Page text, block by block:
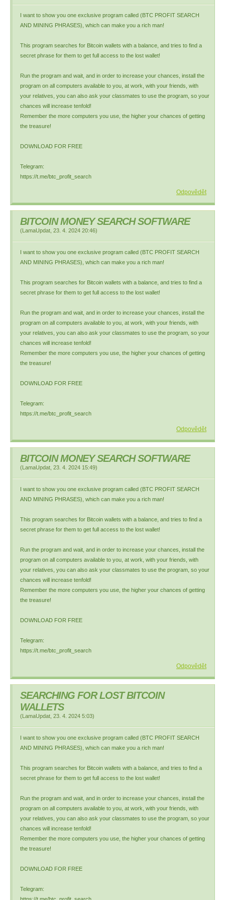
I want to show you one exclusive program called (BTC PROFIT SEARCH
AND MINING PHRASES), which can make you a rich man!
This program searches for Bitcoin wallets with a balance, and tries to find a
secret phrase for them to get full access to the lost wallet!
Run the program and wait, and in order to increase your chances, install the
program on all computers available to you, at work, with your friends, with
your relatives, you can also ask your classmates to use the program, so your
chances will increase tenfold!
Remember the more computers you use, the higher your chances of getting
the treasure!
DOWNLOAD FOR FREE
Telegram:
https://t.me/btc_profit_search
Odpovědět
BITCOIN MONEY SEARCH SOFTWARE
(LamaUpdat 23. 4. 2024 20:46)
I want to show you one exclusive program called (BTC PROFIT SEARCH
AND MINING PHRASES), which can make you a rich man!
This program searches for Bitcoin wallets with a balance, and tries to find a
secret phrase for them to get full access to the lost wallet!
Run the program and wait, and in order to increase your chances, install the
program on all computers available to you, at work, with your friends, with
your relatives, you can also ask your classmates to use the program, so your
chances will increase tenfold!
Remember the more computers you use, the higher your chances of getting
the treasure!
DOWNLOAD FOR FREE
Telegram:
https://t.me/btc_profit_search
Odpovědět
BITCOIN MONEY SEARCH SOFTWARE
(LamaUpdat 23. 4. 2024 15:49)
I want to show you one exclusive program called (BTC PROFIT SEARCH
AND MINING PHRASES), which can make you a rich man!
This program searches for Bitcoin wallets with a balance, and tries to find a
secret phrase for them to get full access to the lost wallet!
Run the program and wait, and in order to increase your chances, install the
program on all computers available to you, at work, with your friends, with
your relatives, you can also ask your classmates to use the program, so your
chances will increase tenfold!
Remember the more computers you use, the higher your chances of getting
the treasure!
DOWNLOAD FOR FREE
Telegram:
https://t.me/btc_profit_search
Odpovědět
SEARCHING FOR LOST BITCOIN
WALLETS
(LamaUpdat 23. 4. 2024 5:03)
I want to show you one exclusive program called (BTC PROFIT SEARCH
AND MINING PHRASES), which can make you a rich man!
This program searches for Bitcoin wallets with a balance, and tries to find a
secret phrase for them to get full access to the lost wallet!
Run the program and wait, and in order to increase your chances, install the
program on all computers available to you, at work, with your friends, with
your relatives, you can also ask your classmates to use the program, so your
chances will increase tenfold!
Remember the more computers you use, the higher your chances of getting
the treasure!
DOWNLOAD FOR FREE
Telegram: